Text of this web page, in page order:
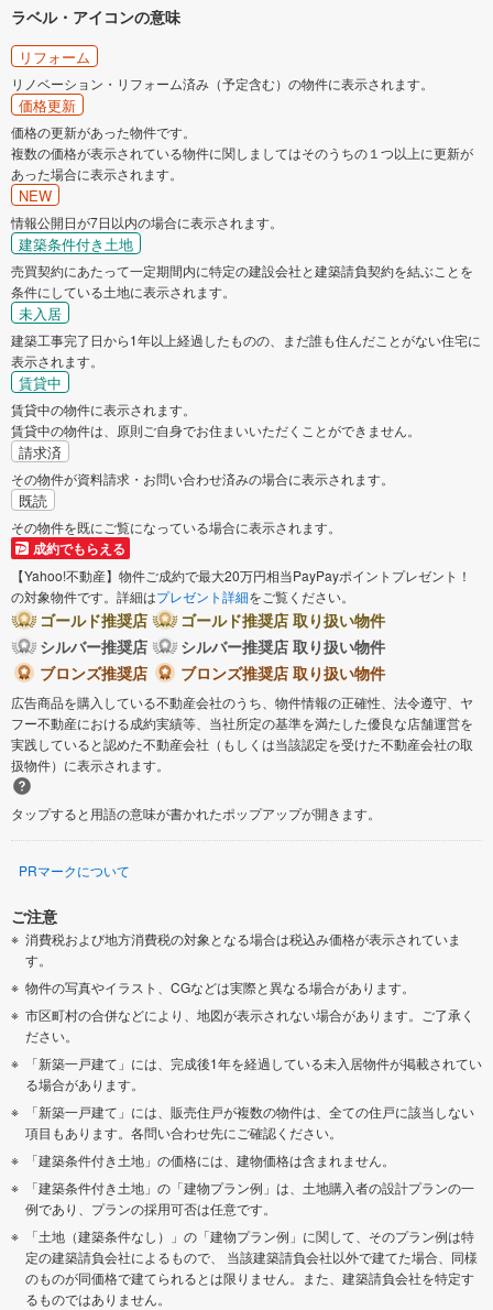
ラベル・アイコンの意味
リフォーム
リノベーション・リフォーム済み（予定含む）の物件に表示されます。
価格更新
価格の更新があった物件です。
複数の価格が表示されている物件に関しましてはそのうちの１つ以上に更新が
あった場合に表示されます。
NEW
情報公開日が7日以内の場合に表示されます。
建築条件付き土地
売買契約にあたって一定期間内に特定の建設会社と建築請負契約を結ぶことを
条件にしている土地に表示されます。
未入居
建築工事完了日から1年以上経過したものの、まだ誰も住んだことがない住宅に
表示されます。
賃貸中
賃貸中の物件に表示されます。
賃貸中の物件は、原則ご自身でお住まいいただくことができません。
請求済
その物件が資料請求・お問い合わせ済みの場合に表示されます。
既読
その物件を既にご覧になっている場合に表示されます。
成約でもらえる
【Yahoo!不動産】物件ご成約で最大20万円相当PayPayポイントプレゼント！
の対象物件です。詳細はプレゼント詳細をご覧ください。
ゴールド推奨店
ゴールド推奨店 取り扱い物件
シルバー推奨店
シルバー推奨店 取り扱い物件
ブロンズ推奨店
ブロンズ推奨店 取り扱い物件
広告商品を購入している不動産会社のうち、物件情報の正確性、法令遵守、ヤ
フー不動産における成約実績等、当社所定の基準を満たした優良な店舗運営を
実践していると認めた不動産会社（もしくは当該認定を受けた不動産会社の取
扱物件）に表示されます。
タップすると用語の意味が書かれたポップアップが開きます。
PRマークについて
ご注意
消費税および地方消費税の対象となる場合は税込み価格が表示されていま
す。
物件の写真やイラスト、CGなどは実際と異なる場合があります。
市区町村の合併などにより、地図が表示されない場合があります。ご了承く
ださい。
「新築一戸建て」には、完成後1年を経過している未入居物件が掲載されてい
る場合があります。
「新築一戸建て」には、販売住戸が複数の物件は、全ての住戸に該当しない
項目もあります。各問い合わせ先にご確認ください。
「建築条件付き土地」の価格には、建物価格は含まれません。
「建築条件付き土地」の「建物プラン例」は、土地購入者の設計プランの一
例であり、プランの採用可否は任意です。
「土地（建築条件なし）」の「建物プラン例」に関して、そのプラン例は特
定の建築請負会社によるもので、 当該建築請負会社以外で建てた場合、同様
のものが同価格で建てられるとは限りません。また、建築請負会社を特定す
るものではありません。